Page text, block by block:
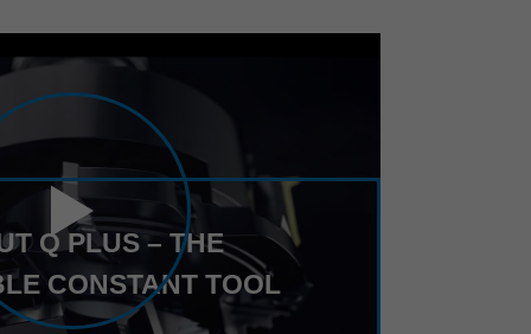
Q PLUS – THE
CONSTANT TOOL